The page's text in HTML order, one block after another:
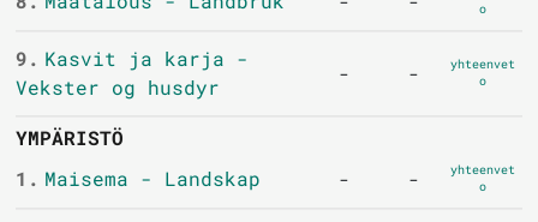
o
9. Kasvit ja karja -
Vekster og husdyr
- -
yhteenvet
o
YMPÄRISTÖ
1. Maisema - Landskap - -
yhteenvet
o